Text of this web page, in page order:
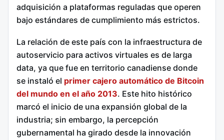
adquisición a plataformas reguladas que operen
bajo estándares de cumplimiento más estrictos.
La relación de este país con la infraestructura de
autoservicio para activos virtuales es de larga
data, ya que fue en territorio canadiense donde
se instaló el primer cajero automático de Bitcoin
del mundo en el año 2013. Este hito histórico
marcó el inicio de una expansión global de la
industria; sin embargo, la percepción
gubernamental ha girado desde la innovación